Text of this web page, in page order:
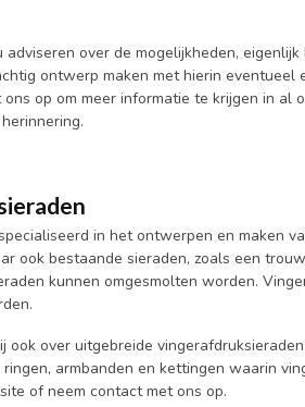
adviseren over de mogelijkheden,
ontwerp maken met hierin
op om meer informatie te krijgen in
in het ontwerpen en maken
ook bestaande sieraden, zoals een
kunnen omgesmolten worden.
ook over uitgebreide
armbanden en kettingen waarin
of neem contact met ons op.